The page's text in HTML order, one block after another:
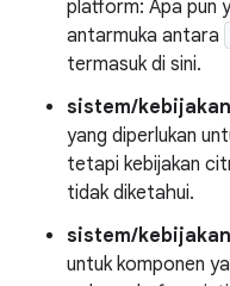
platform: Apa pun
antarmuka antara
termasuk di sini.
sistem/
yang diperlukan
tetapi kebijakan
tidak diketahui.
sistem/
untuk komponen